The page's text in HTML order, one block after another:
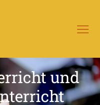
und